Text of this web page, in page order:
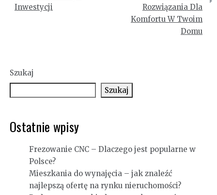
Inwestycji
Rozwiązania Dla
Komfortu W Twoim
Domu
Szukaj
Szukaj
Ostatnie wpisy
Frezowanie CNC – Dlaczego jest popularne w
Polsce?
Mieszkania do wynajęcia – jak znaleźć
najlepszą ofertę na rynku nieruchomości?